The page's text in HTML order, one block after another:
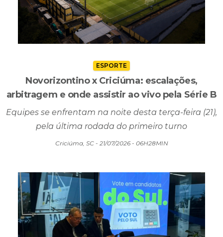
ESPORTE
Novorizontino x Criciúma: escalações,
arbitragem e onde assistir ao vivo pela Série B
Equipes se enfrentam na noite desta terça-feira (21),
pela última rodada do primeiro turno
Criciúma, SC - 21/07/2026 - 06H28MIN